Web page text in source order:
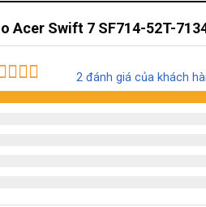
Acer Swift 7 SF714-52T-
trên 5
2 đánh giá của khách